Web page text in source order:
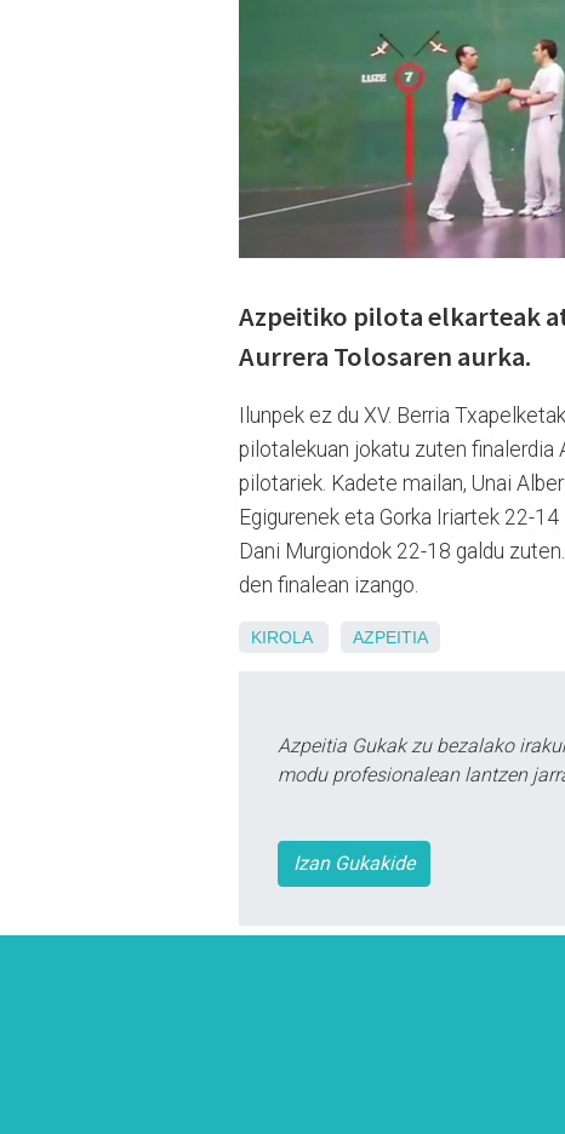
Azpeitiko pilota elkarteak
Aurrera Tolosaren aurka.
Ilunpek ez du XV. Berria
pilotalekuan jokatu zuten finalerdia
pilotariek. Kadete mailan, Unai
Egigurenek eta Gorka Iriartek 22-
Dani Murgiondok 22-18 galdu
den finalean izango.
KIROLA AZPEITIA
Azpeitia Gukak zu bezalako
modu profesionalean lantzen
Izan Gukakide